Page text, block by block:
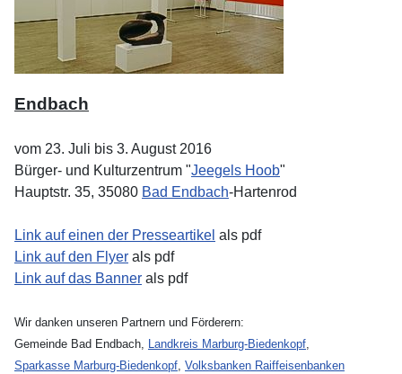
Endbach
vom 23. Juli bis 3. August 2016
Bürger- und Kulturzentrum "Jeegels Hoob"
Hauptstr. 35, 35080 Bad Endbach-Hartenrod
Link auf einen der Presseartikel als pdf
Link auf den Flyer als pdf
Link auf das Banner als pdf
Wir danken unseren Partnern und Förderern:
Gemeinde Bad Endbach, Landkreis Marburg-Biedenkopf,
Sparkasse Marburg-Biedenkopf, Volksbanken Raiffeisenbanken